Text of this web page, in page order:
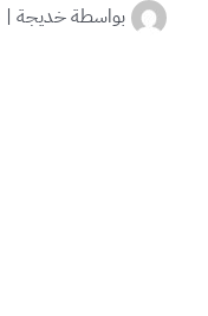
بواسطةخديجة |